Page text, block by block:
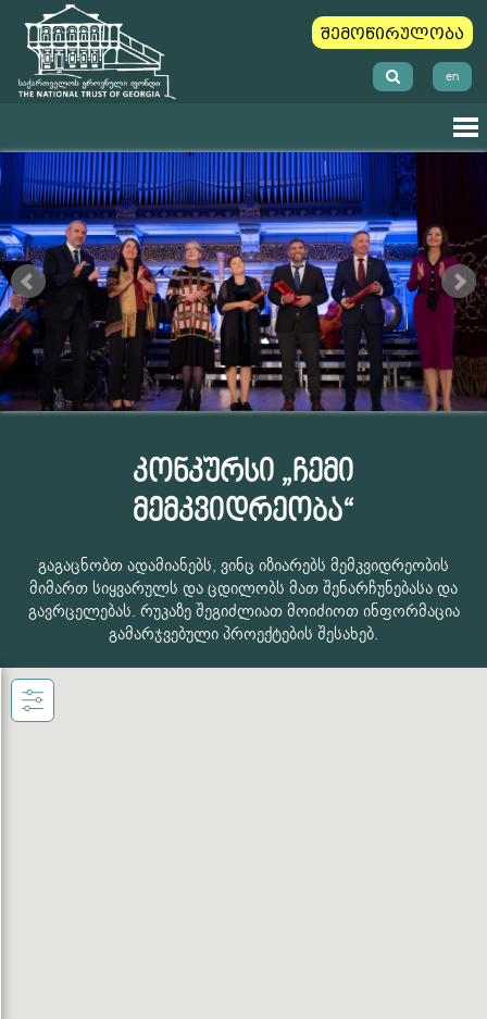
შემოწირულობა
en
კონკურსი „ჩემი
მემკვიდრეობა“
გაგაცნობთ ადამიანებს, ვინც იზიარებს მემკვიდრეობის
მიმართ სიყვარულს და ცდილობს მათ შენარჩუნებასა და
გავრცელებას. რუკაზე შეგიძლიათ მოიძიოთ ინფორმაცია
გამარჯვებული პროექტების შესახებ.